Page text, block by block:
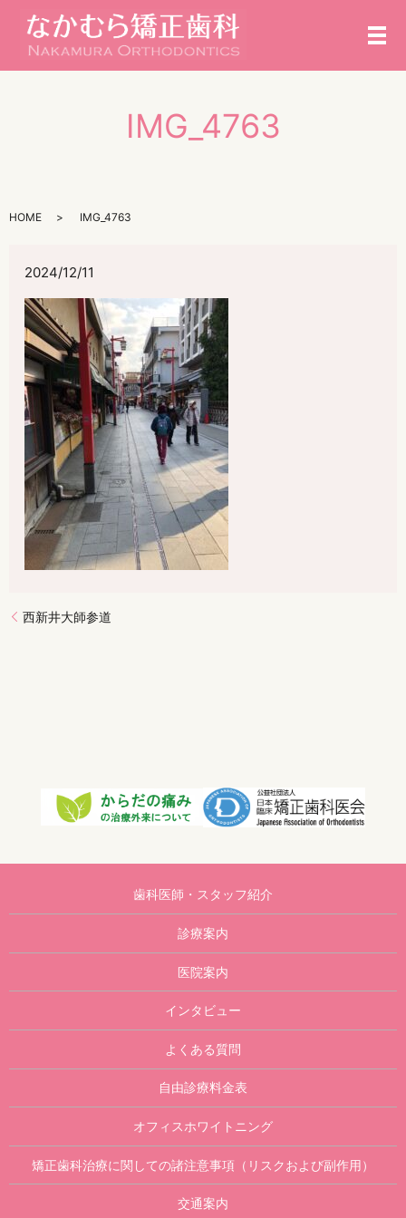
メ
IMG_4763
HOME IMG_4763
2024/12/11
西新井大師参道
歯科医師・スタッフ紹介
診療案内
医院案内
インタビュー
よくある質問
自由診療料金表
オフィスホワイトニング
矯正歯科治療に関しての諸注意事項（リスクおよび副作用）
交通案内